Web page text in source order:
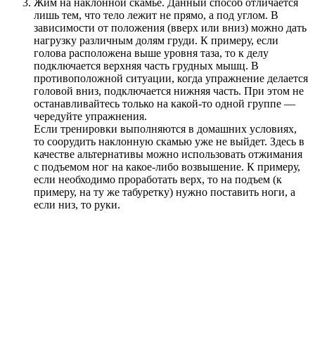
Жим на наклонной скамье. Данный способ отличается
лишь тем, что тело лежит не прямо, а под углом. В
зависимости от положения (вверх или вниз) можно дать
нагрузку различным долям груди. К примеру, если
голова расположена выше уровня таза, то к делу
подключается верхняя часть грудных мышц. В
противоположной ситуации, когда упражнение делается
головой вниз, подключается нижняя часть. При этом не
останавливайтесь только на какой-то одной группе —
чередуйте упражнения.
Если тренировки выполняются в домашних условиях,
то соорудить наклонную скамью уже не выйдет. Здесь в
качестве альтернативы можно использовать отжимания
с подъемом ног на какое-либо возвышение. К примеру,
если необходимо проработать верх, то на подъем (к
примеру, на ту же табуретку) нужно поставить ноги, а
если низ, то руки.